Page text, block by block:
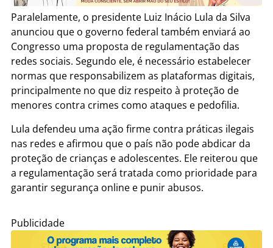
Paralelamente, o presidente Luiz Inácio Lula da Silva
anunciou que o governo federal também enviará ao
Congresso uma proposta de regulamentação das
redes sociais. Segundo ele, é necessário estabelecer
normas que responsabilizem as plataformas digitais,
principalmente no que diz respeito à proteção de
menores contra crimes como ataques e pedofilia.
Lula defendeu uma ação firme contra práticas ilegais
nas redes e afirmou que o país não pode abdicar da
proteção de crianças e adolescentes. Ele reiterou que
a regulamentação será tratada como prioridade para
garantir segurança online e punir abusos.
Publicidade